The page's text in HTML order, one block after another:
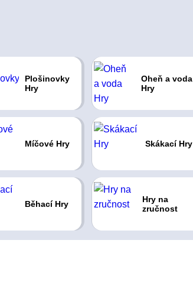
Plošinovky
Hry
Oheň a voda
Hry
Míčové Hry Skákací Hry
Běhací Hry
Hry na
zručnost